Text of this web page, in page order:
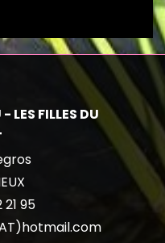
LES FILLES DU
95